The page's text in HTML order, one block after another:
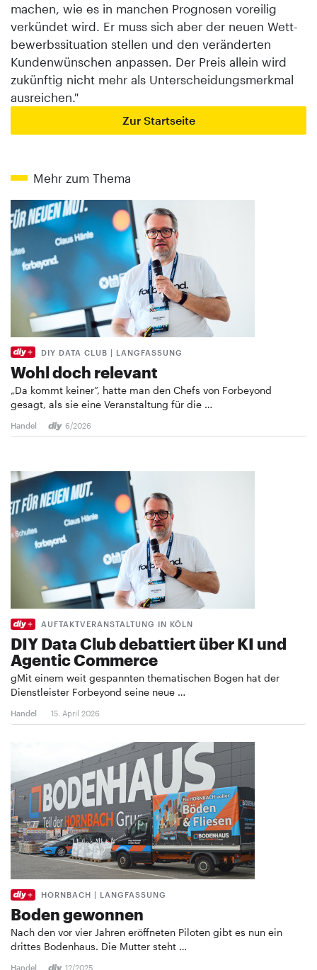
machen, wie es in manchen Prognosen voreilig
verkündet wird. Er muss sich aber der neuen Wett­
bewerbssituation stellen und den veränderten
Kundenwünschen anpassen. Der Preis allein wird
zukünftig nicht mehr als Un­ter­schei­dungs­merkmal
ausreichen."
Zur Startseite
Mehr zum Thema
DIY DATA CLUB | LANGFASSUNG
Wohl doch relevant
„Da kommt keiner”, hatte man den Chefs von Forbeyond
gesagt, als sie eine Veranstaltung für die …
Handel 6/2026
AUFTAKTVERANSTALTUNG IN KÖLN
DIY Data Club debattiert über KI und
Agentic Commerce
gMit einem weit gespannten thematischen Bogen hat der
Dienstleister Forbeyond seine neue …
Handel 15. April 2026
HORNBACH | LANGFASSUNG
Boden gewonnen
Nach den vor vier Jahren eröffneten Piloten gibt es nun ein
drittes Bodenhaus. Die Mutter steht …
Handel 12/2025